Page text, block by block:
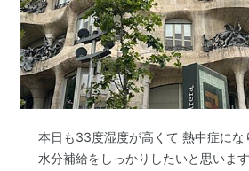
本日も33度湿度が高くて 熱中症にな
水分補給をしっかりしたいと思いま